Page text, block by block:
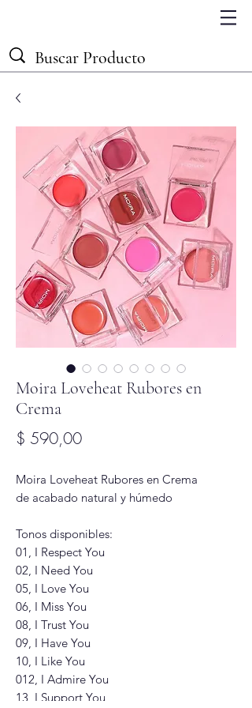
Moira Loveheat Rubores en
Crema
$ 590,00Precio
Moira Loveheat Rubores en Crema
de acabado natural y húmedo
Tonos disponibles:
01, I Respect You
02, I Need You
05, I Love You
06, I Miss You
08, I Trust You
09, I Have You
10, I Like You
012, I Admire You
13, I Support You